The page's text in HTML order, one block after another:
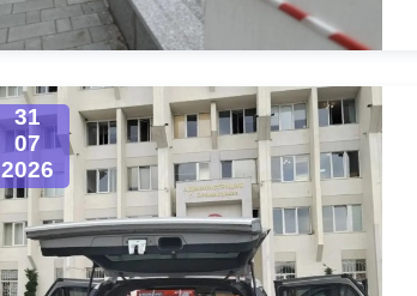
31
07
2026